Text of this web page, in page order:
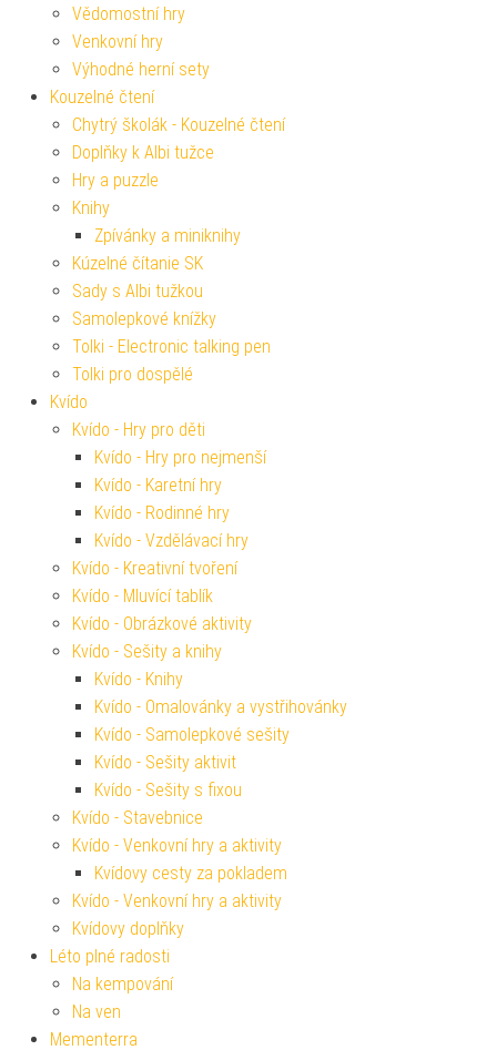
Vědomostní hry
Venkovní hry
Výhodné herní sety
Kouzelné čtení
Chytrý školák - Kouzelné čtení
Doplňky k Albi tužce
Hry a puzzle
Knihy
Zpívánky a miniknihy
Kúzelné čítanie SK
Sady s Albi tužkou
Samolepkové knížky
Tolki - Electronic talking pen
Tolki pro dospělé
Kvído
Kvído - Hry pro děti
Kvído - Hry pro nejmenší
Kvído - Karetní hry
Kvído - Rodinné hry
Kvído - Vzdělávací hry
Kvído - Kreativní tvoření
Kvído - Mluvící tablík
Kvído - Obrázkové aktivity
Kvído - Sešity a knihy
Kvído - Knihy
Kvído - Omalovánky a vystřihovánky
Kvído - Samolepkové sešity
Kvído - Sešity aktivit
Kvído - Sešity s fixou
Kvído - Stavebnice
Kvído - Venkovní hry a aktivity
Kvídovy cesty za pokladem
Kvído - Venkovní hry a aktivity
Kvídovy doplňky
Léto plné radosti
Na kempování
Na ven
Mementerra